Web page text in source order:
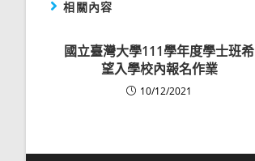
相關內容
國立臺灣大學111學年度學士班希
望入學校內報名作業
10/12/2021